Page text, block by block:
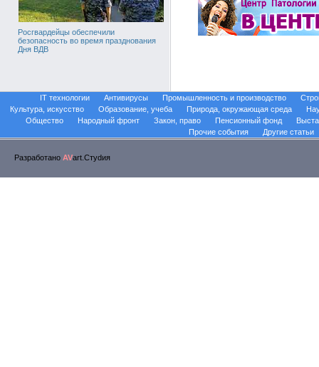
Росгвардейцы обеспечили
безопасность во время празднования
Дня ВДВ
IT технологии Антивирусы Промышленность и производство
Культура, искусство
Образование, учеба Природа, окружающая среда
Общество
Народный фронт Закон, право Пенсионный фонд
Прочие события
Другие статьи
Разработано AVart.Стуdия